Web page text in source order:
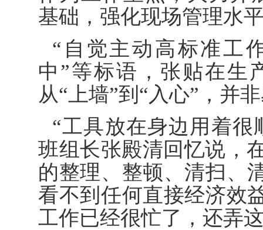
基础，强化现场管理水
“自觉主动高标准工
中”等标语，张贴在生
从“上墙”到“入心”，并
“工具放在身边用着
班组长张殿清回忆说，
的整理、整顿、清扫、
看不到任何直接经济效
工作已经很忙了，还弄